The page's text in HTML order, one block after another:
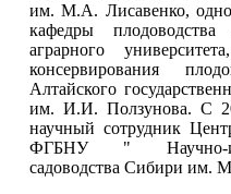
им. М.А. Лисавенко,
кафедры плодоводства
аграрного
консервирования
Алтайского
им. И.И. Ползунова. С
научный сотрудник
ФГБНУ " Научно-
садоводства Сибири им.